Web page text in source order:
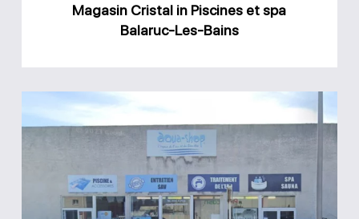
Bains
Magasin Cristal in Piscines et spa
Balaruc-Les-Bains
Aqua
Shop
L.R
Agde